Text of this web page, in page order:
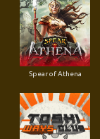
Spear of Athena